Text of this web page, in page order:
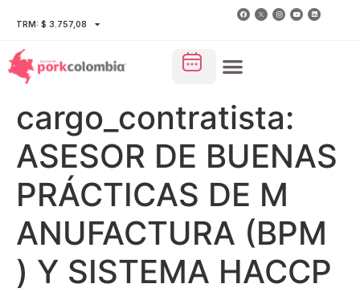
TRM: $ 3.757,08
cargo_contratista:
ASESOR DE BUENAS
PRÁCTICAS DE M
ANUFACTURA (BPM
) Y SISTEMA HACCP